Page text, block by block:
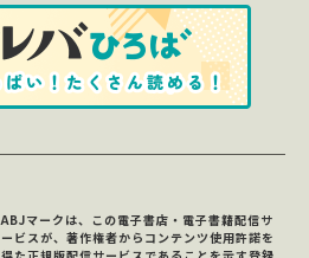
ABJマークは、この電子書店・電子書籍配信サ
ービスが、著作権者からコンテンツ使用許諾を